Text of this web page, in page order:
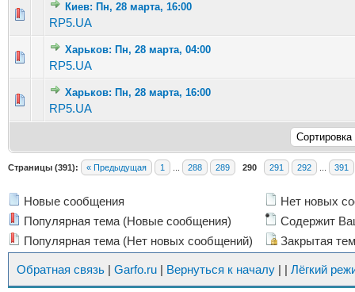
Киев: Пн, 28 марта, 16:00
RP5.UA
Голосов: 3 - Средняя оценка: 2.67 из 5
1 2345
Харьков: Пн, 28 марта, 04:00
RP5.UA
Голосов: 2 - Средняя оценка: 2.5 из 5
12 34 5
Харьков: Пн, 28 марта, 16:00
RP5.UA
Голосов: 9 - Средняя оценка: 1.89 из 5
12 34 5
Страницы (391): « Предыдущая 1 288 289 290 291 292 391
Новые сообщения
Популярная тема (Новые сообщения)
Популярная тема (Нет новых сообщений)
Нет новых
Содержит
Закрытая
Обратная связь | Garfo.ru | Вернуться к началу | | Лёгкий